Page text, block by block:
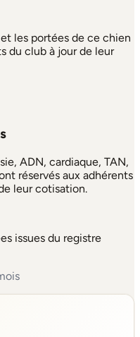
les portées de ce chien
du club à jour de leur
ADN, cardiaque, TAN,
réservés aux adhérents
leur cotisation.
issues du registre